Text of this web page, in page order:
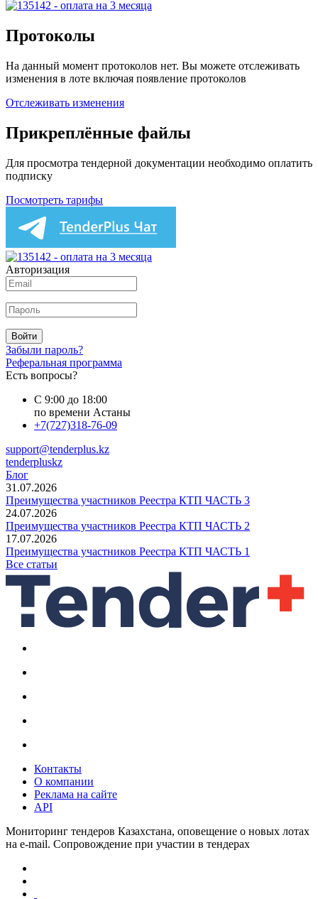
Протоколы
На данный момент протоколов нет. Вы можете отслеживать
изменения в лоте включая появление протоколов
Отслеживать изменения
Прикреплённые файлы
Для просмотра тендерной документации необходимо оплатить
подписку
Посмотреть тарифы
Авторизация
Войти
Забыли пароль?
Реферальная программа
Есть вопросы?
С 9:00 до 18:00
по времени Астаны
+7(727)318-76-09
support@tenderplus.kz
tenderpluskz
Блог
31.07.2026
Преимущества участников Реестра КТП ЧАСТЬ 3
24.07.2026
Преимущества участников Реестра КТП ЧАСТЬ 2
17.07.2026
Преимущества участников Реестра КТП ЧАСТЬ 1
Все статьи
Контакты
О компании
Реклама на сайте
API
Мониторинг тендеров Казахстана, оповещение о новых лотах
на e-mail. Сопровождение при участии в тендерах